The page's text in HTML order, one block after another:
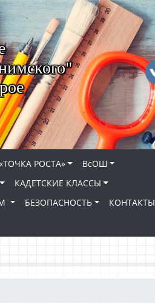
РОСТА»
ВсОШ
КАДЕТСКИЕ КЛАССЫ
БЕЗОПАСНОСТЬ КОНТАКТЫ